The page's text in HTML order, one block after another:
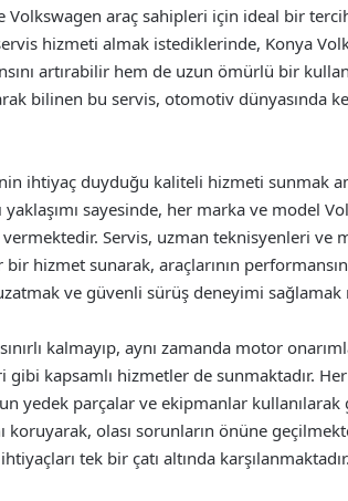
araç sahipleri için ideal bir
hizmeti almak istediklerinde, Konya
artırabilir hem de uzun ömürlü bir
bilinen bu servis, otomotiv dünyasında
ihtiyaç duyduğu kaliteli hizmeti sunmak
sayesinde, her marka ve model
Servis, uzman teknisyenleri ve
hizmet sunarak, araçlarının
ve güvenli sürüş deneyimi
kalmayıp, aynı zamanda motor
kapsamlı hizmetler de sunmaktadır.
yedek parçalar ve ekipmanlar kullanılarak
koruyarak, olası sorunların önüne
tek bir çatı altında karşılanmaktadır.